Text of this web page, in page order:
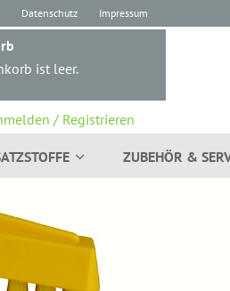
Datenschutz Impressum
/ Registrieren
ist leer.
ZUBEHÖR &